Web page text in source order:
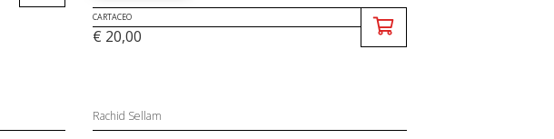
CARTACEO
€ 20,00
Rachid Sellam